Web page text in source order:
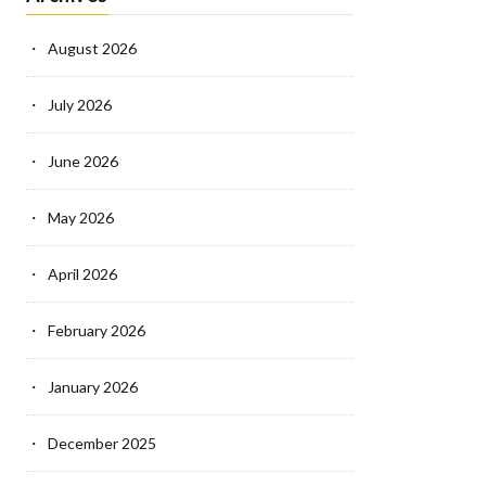
August 2026
July 2026
June 2026
May 2026
April 2026
February 2026
January 2026
December 2025